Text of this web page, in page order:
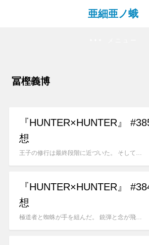
亜細亜ノ蛾
冨樫義博
『HUNTER×HUNTER』
想
王子の修行は最終段階に近づいた。 そして…
『HUNTER×HUNTER』
想
極道者と蜘蛛が手を組んだ。 銃弾と念が飛…